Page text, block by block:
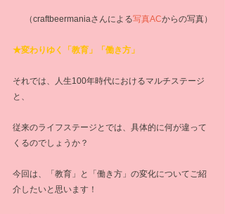
（craftbeermaniaさんによる写真ACからの写真）
★変わりゆく「教育」「働き方」
それでは、人生100年時代におけるマルチステージ
と、
従来のライフステージとでは、具体的に何が違って
くるのでしょうか？
今回は、「教育」と「働き方」の変化についてご紹
介したいと思います！